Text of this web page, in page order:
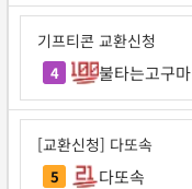
기프티콘 교환신청
4 불타는고구마
[교환신청] 다또속
5 다또속